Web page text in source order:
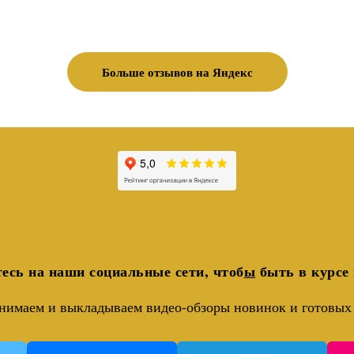
Больше отзывов на Яндекс
на наши социальные сети, чтобы быть в курсе
и выкладываем видео-обзоры новинок и готовых